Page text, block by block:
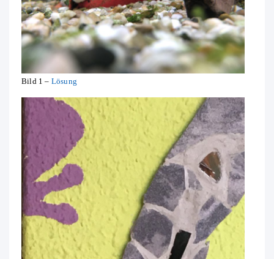
Bild 1 – Lösung